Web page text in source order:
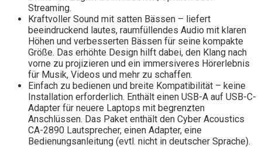
Streaming.
Kraftvoller Sound mit satten Bässen – liefert
beeindruckend lautes, raumfüllendes Audio mit klaren
Höhen und verbesserten Bässen für seine kompakte
Größe. Das erhöhte Design hilft dabei, den Klang nach
vorne zu projizieren und ein immersiveres Hörerlebnis
für Musik, Videos und mehr zu schaffen.
Einfach zu bedienen und breite Kompatibilität – keine
Installation erforderlich. Enthält einen USB-A auf USB-C-
Adapter für neuere Laptops mit begrenzten
Anschlüssen. Das Paket enthält den Cyber Acoustics
CA-2890 Lautsprecher, einen Adapter, eine
Bedienungsanleitung (evtl. nicht in deutscher Sprache).